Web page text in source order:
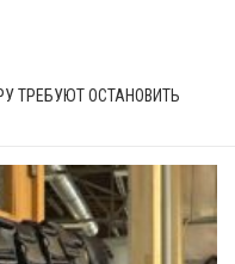
ТРЕБУЮТ ОСТАНОВИТЬ